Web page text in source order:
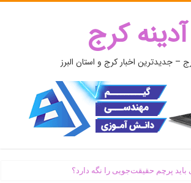
آدینه کرج
– جدیدترین اخبار کرج و استان البرز
پرچم حقیقت‌جویی را نگه دارد؟